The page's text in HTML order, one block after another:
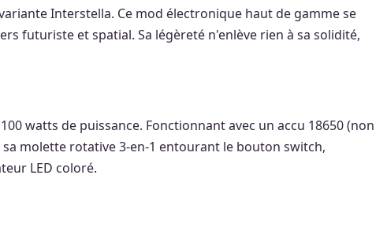
Interstella. Ce mod électronique haut de gamme se
futuriste et spatial. Sa légèreté n'enlève rien à sa solidité,
watts de puissance. Fonctionnant avec un accu 18650 (non
molette rotative 3-en-1 entourant le bouton switch,
LED coloré.